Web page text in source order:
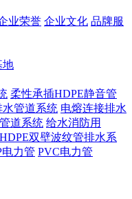
业荣誉 企业文化 品牌服
地
柔性承插HDPE静音管
管道系统 电熔连接排水
道系统 给水消防用
HDPE双壁波纹管排水系
电力管 PVC电力管